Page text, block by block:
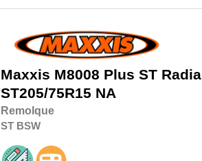
Maxxis M8008 Plus ST Radial
ST205/75R15 NA
Remolque
ST BSW